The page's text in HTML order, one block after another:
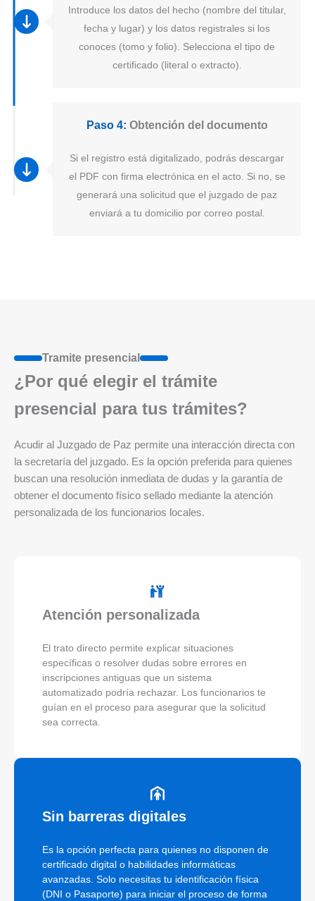
Introduce los datos del hecho (nombre del titular,
fecha y lugar) y los datos registrales si los
conoces (tomo y folio). Selecciona el tipo de
certificado (literal o extracto).
Paso 4: Obtención del documento
Si el registro está digitalizado, podrás descargar
el PDF con firma electrónica en el acto. Si no, se
generará una solicitud que el juzgado de paz
enviará a tu domicilio por correo postal.
Tramite presencial
¿Por qué elegir el trámite
presencial para tus trámites?
Acudir al Juzgado de Paz permite una interacción directa con
la secretaría del juzgado. Es la opción preferida para quienes
buscan una resolución inmediata de dudas y la garantía de
obtener el documento físico sellado mediante la atención
personalizada de los funcionarios locales.
Atención personalizada
El trato directo permite explicar situaciones
específicas o resolver dudas sobre errores en
inscripciones antiguas que un sistema
automatizado podría rechazar. Los funcionarios te
guían en el proceso para asegurar que la solicitud
sea correcta.
Sin barreras digitales
Es la opción perfecta para quienes no disponen de
certificado digital o habilidades informáticas
avanzadas. Solo necesitas tu identificación física
(DNI o Pasaporte) para iniciar el proceso de forma